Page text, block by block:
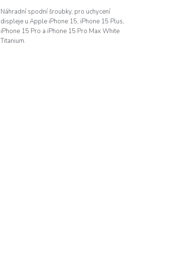
Náhradní spodní šroubky, pro uchycení
displeje u Apple iPhone 15, iPhone 15 Plus,
iPhone 15 Pro a iPhone 15 Pro Max White
Titanium.